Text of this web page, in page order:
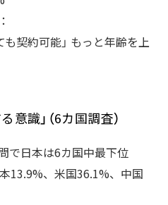
も契約可能」 もっと年齢を上
識」（6カ国調査）
で日本は6カ国中最下位
13.9%、米国36.1%、中国